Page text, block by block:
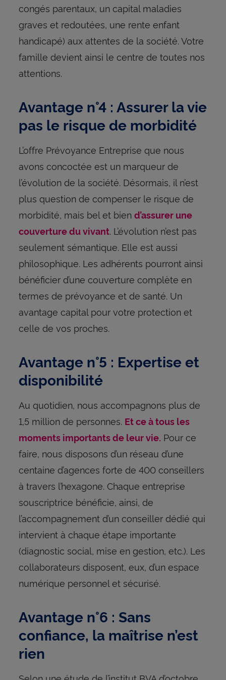
congés parentaux, un capital maladies
graves et redoutées, une rente enfant
handicapé) aux attentes de la société. Votre
famille devient ainsi le centre de toutes nos
attentions.
Avantage n°4 : Assurer la vie
pas le risque de morbidité
L’offre Prévoyance Entreprise que nous
avons concoctée est un marqueur de
l’évolution de la société. Désormais, il n’est
plus question de compenser le risque de
morbidité, mais bel et bien d’assurer une
couverture du vivant. L’évolution n’est pas
seulement sémantique. Elle est aussi
philosophique. Les adhérents pourront ainsi
bénéficier d’une couverture complète en
termes de prévoyance et de santé. Un
avantage capital pour votre protection et
celle de vos proches.
Avantage n°5 : Expertise et
disponibilité
Au quotidien, nous accompagnons plus de
1,5 million de personnes. Et ce à tous les
moments importants de leur vie. Pour ce
faire, nous disposons d’un réseau d’une
centaine d’agences forte de 400 conseillers
à travers l’hexagone. Chaque entreprise
souscriptrice bénéficie, ainsi, de
l’accompagnement d’un conseiller dédié qui
intervient à chaque étape importante
(diagnostic social, mise en gestion, etc.). Les
collaborateurs disposent, eux, d’un espace
numérique personnel et sécurisé.
Avantage n°6 : Sans
confiance, la maîtrise n’est
rien